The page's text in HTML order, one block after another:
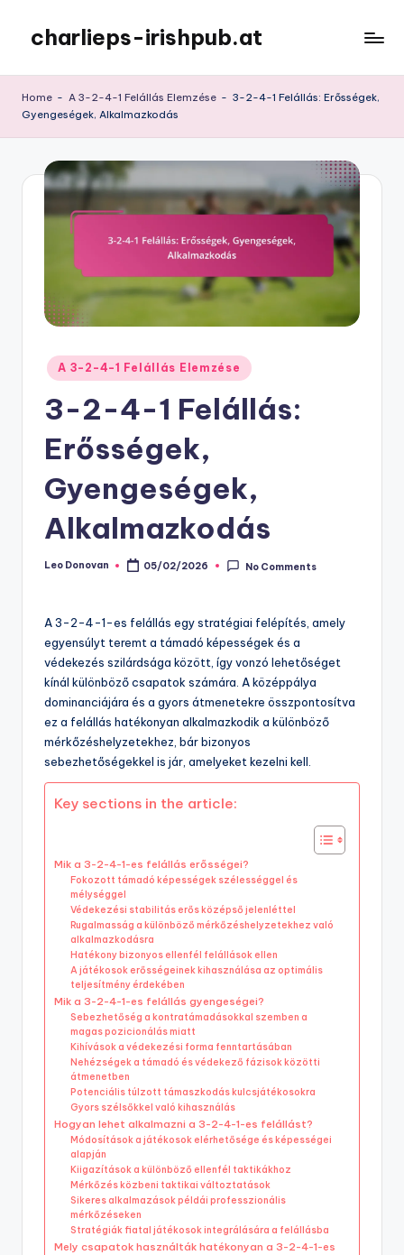
content
charlieps-irishpub.at
Home - A 3-2-4-1 Felállás Elemzése - 3-2-4-1 Felállás: Erősségek,
Gyengeségek, Alkalmazkodás
Posted
in
A 3-2-4-1 Felállás Elemzése
3-2-4-1 Felállás:
Erősségek,
Gyengeségek,
Alkalmazkodás
Posted
Leo Donovan 05/02/2026 No Comments
A 3-2-4-1-es felállás egy stratégiai felépítés, amely
egyensúlyt teremt a támadó képességek és a
védekezés szilárdsága között, így vonzó lehetőséget
kínál különböző csapatok számára. A középpálya
dominanciájára és a gyors átmenetekre összpontosítva
ez a felállás hatékonyan alkalmazkodik a különböző
mérkőzéshelyzetekhez, bár bizonyos
sebezhetőségekkel is jár, amelyeket kezelni kell.
Key sections in the article:
Mik a 3-2-4-1-es felállás erősségei?
Fokozott támadó képességek szélességgel és
mélységgel
Védekezési stabilitás erős középső jelenléttel
Rugalmasság a különböző mérkőzéshelyzetekhez való
alkalmazkodásra
Hatékony bizonyos ellenfél felállások ellen
A játékosok erősségeinek kihasználása az optimális
teljesítmény érdekében
Mik a 3-2-4-1-es felállás gyengeségei?
Sebezhetőség a kontratámadásokkal szemben a
magas pozicionálás miatt
Kihívások a védekezési forma fenntartásában
Nehézségek a támadó és védekező fázisok közötti
átmenetben
Potenciális túlzott támaszkodás kulcsjátékosokra
Gyors szélsőkkel való kihasználás
Hogyan lehet alkalmazni a 3-2-4-1-es felállást?
Módosítások a játékosok elérhetősége és képességei
alapján
Kiigazítások a különböző ellenfél taktikákhoz
Mérkőzés közbeni taktikai változtatások
Sikeres alkalmazások példái professzionális
mérkőzéseken
Stratégiák fiatal játékosok integrálására a felállásba
Mely csapatok használták hatékonyan a 3-2-4-1-es